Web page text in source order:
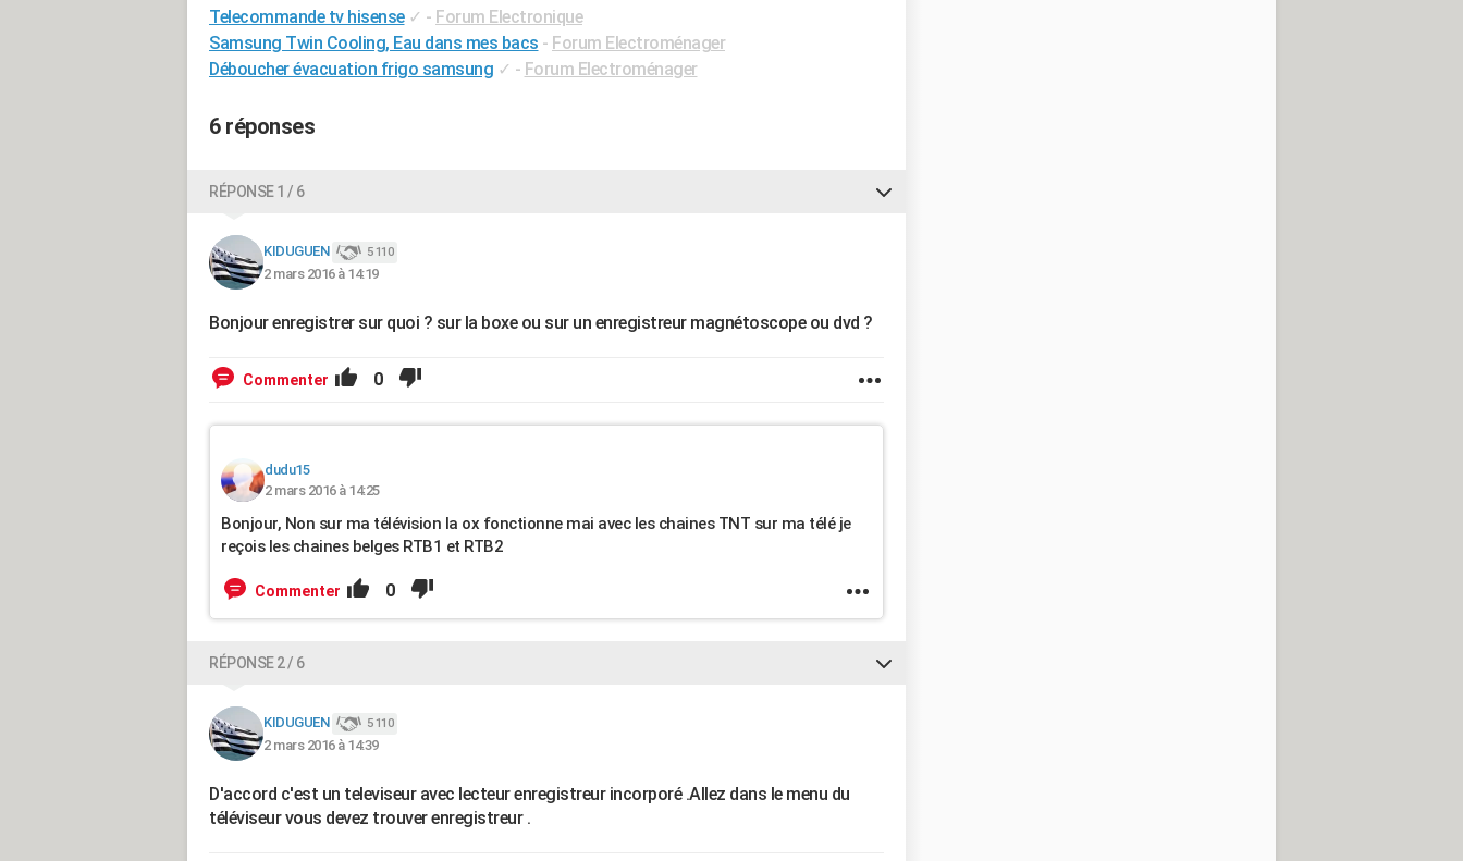
Telecommande tv hisense ✓ - Forum Electronique
Samsung Twin Cooling, Eau dans mes bacs - Forum Electroménager
Déboucher évacuation frigo samsung ✓ - Forum Electroménager
6 réponses
RÉPONSE 1 / 6
KIDUGUEN 5 110
2 mars 2016 à 14:19
Bonjour enregistrer sur quoi ? sur la boxe ou sur un enregistreur magnétoscope ou dvd ?
Commenter 0
dudu15
2 mars 2016 à 14:25
Bonjour, Non sur ma télévision la ox fonctionne mai avec les chaines TNT sur ma télé je
reçois les chaines belges RTB1 et RTB2
Commenter 0
RÉPONSE 2 / 6
KIDUGUEN 5 110
2 mars 2016 à 14:39
D'accord c'est un televiseur avec lecteur enregistreur incorporé .Allez dans le menu du
téléviseur vous devez trouver enregistreur .